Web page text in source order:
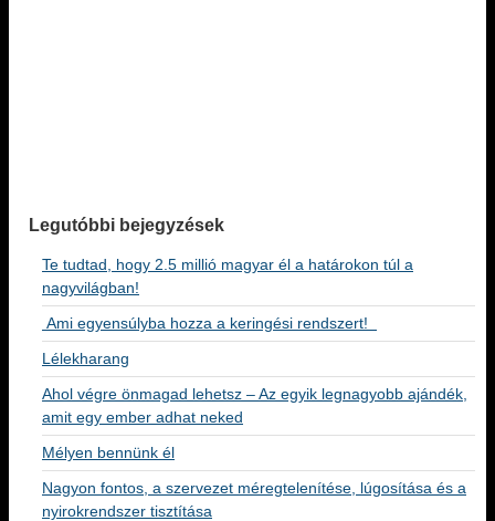
Legutóbbi bejegyzések
Te tudtad, hogy 2.5 millió magyar él a határokon túl a
nagyvilágban!
Ami egyensúlyba hozza a keringési rendszert!
Lélekharang
Ahol végre önmagad lehetsz – Az egyik legnagyobb ajándék,
amit egy ember adhat neked
Mélyen bennünk él
Nagyon fontos, a szervezet méregtelenítése, lúgosítása és a
nyirokrendszer tisztítása